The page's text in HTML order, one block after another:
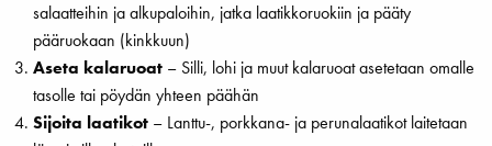
salaatteihin ja alkupaloihin, jatka laatikkoruokiin ja pääty
pääruokaan (kinkkuun)
Aseta kalaruoat – Silli, lohi ja muut kalaruoat asetetaan omalle
tasolle tai pöydän yhteen päähän
Sijoita laatikot – Lanttu-, porkkana- ja perunalaatikot laitetaan